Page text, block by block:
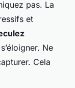
pas. La
et
Ne
Cela